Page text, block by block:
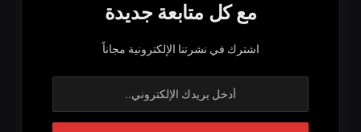
مع كل متابعة جديدة
اشترك في نشرتنا الإلكترونية مجاناً